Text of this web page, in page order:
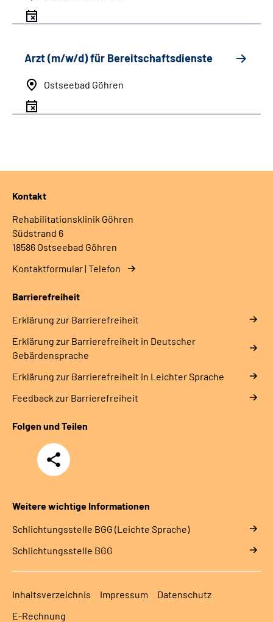
Arzt (m/w/d) für Bereitschaftsdienste
Ostseebad Göhren
Kontakt
Rehabilitationsklinik Göhren
Südstrand 6
18586 Ostseebad Göhren
Kontaktformular | Telefon
Barrierefreiheit
Erklärung zur Barrierefreiheit
Erklärung zur Barrierefreiheit in Deutscher
Gebärdensprache
Erklärung zur Barrierefreiheit in Leichter Sprache
Feedback zur Barrierefreiheit
Folgen und Teilen
Teilen
Weitere wichtige Informationen
Schlich­tungs­stel­le BGG (Leichte Sprache)
Schlich­tungs­stel­le BGG
Inhaltsverzeichnis Impressum
Datenschutz
E-Rechnung